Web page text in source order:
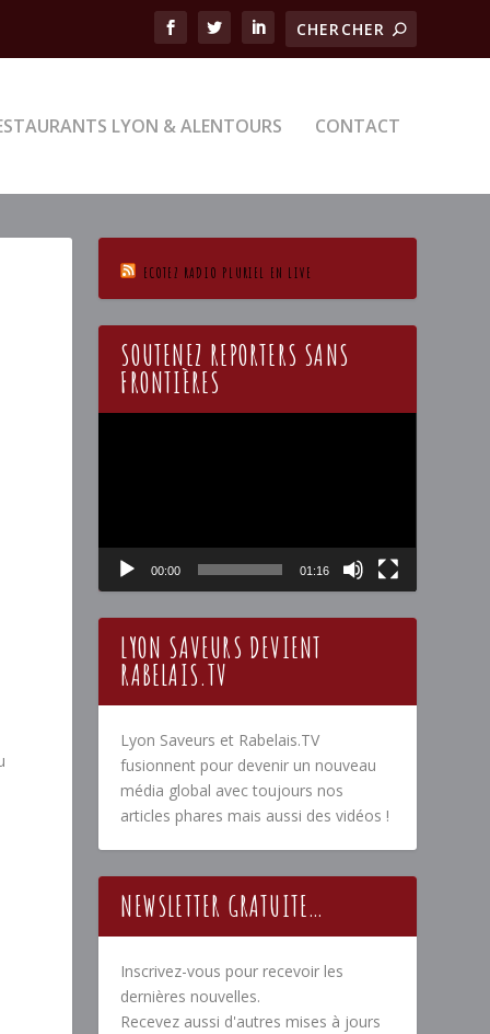
LYON & ALENTOURS CONTACT
ECOTEZ RADIO PLURIEL EN LIVE
SOUTENEZ REPORTERS SANS
FRONTIÈRES
00:00 01:16
LYON SAVEURS DEVIENT
RABELAIS.TV
Lyon Saveurs et Rabelais.TV
fusionnent pour devenir un nouveau
média global avec toujours nos
articles phares mais aussi des vidéos !
NEWSLETTER GRATUITE…
Inscrivez-vous pour recevoir les
dernières nouvelles.
Recevez aussi d'autres mises à jours